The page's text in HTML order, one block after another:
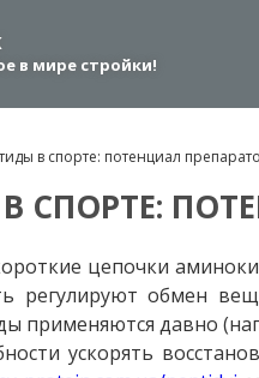
в мире стройки!
в спорте: потенциал
СПОРТЕ:
цепочки
регулируют обмен
применяются давно
ускорять